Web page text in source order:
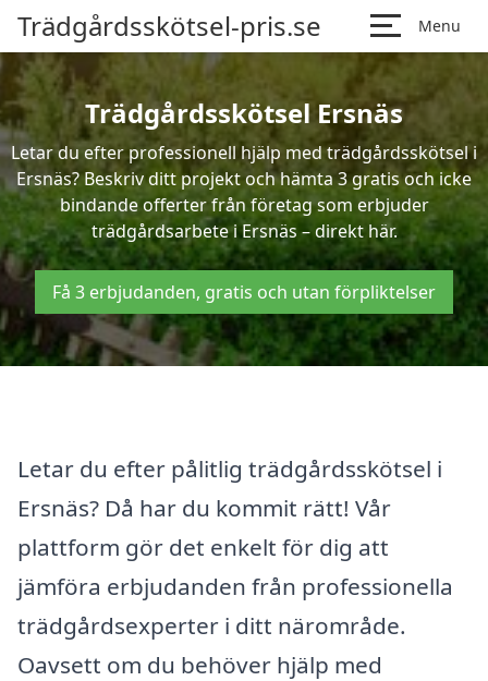
Trädgårdsskötsel-pris.se Menu
Trädgårdsskötsel Ersnäs
Letar du efter professionell hjälp med trädgårdsskötsel i
Ersnäs? Beskriv ditt projekt och hämta 3 gratis och icke
bindande offerter från företag som erbjuder
trädgårdsarbete i Ersnäs – direkt här.
Få 3 erbjudanden, gratis och utan förpliktelser
Letar du efter pålitlig trädgårdsskötsel i
Ersnäs? Då har du kommit rätt! Vår
plattform gör det enkelt för dig att
jämföra erbjudanden från professionella
trädgårdsexperter i ditt närområde.
Oavsett om du behöver hjälp med